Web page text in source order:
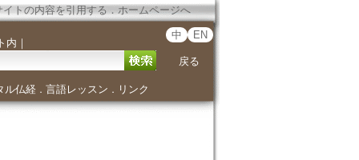
イトの内容を引用する ． ホームページへ
内 ｜
中 EN
戻る
ル仏経． 言語レッスン ． リンク